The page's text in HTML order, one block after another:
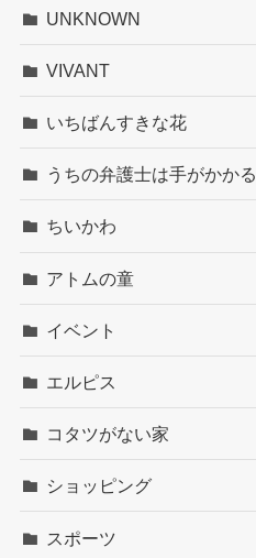
UNKNOWN
VIVANT
いちばんすきな花
うちの弁護士は手がかかる
ちいかわ
アトムの童
イベント
エルピス
コタツがない家
ショッピング
スポーツ